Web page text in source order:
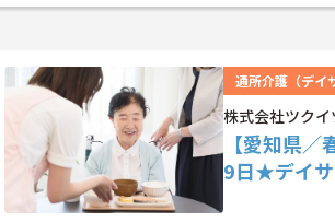
通所介護（デイ
株式会社ツク
【愛知県
9日★デイサ